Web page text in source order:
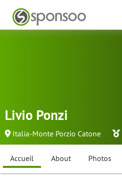
Livio Ponzi
Italia-Monte Porzio Catone
Accueil About Photos